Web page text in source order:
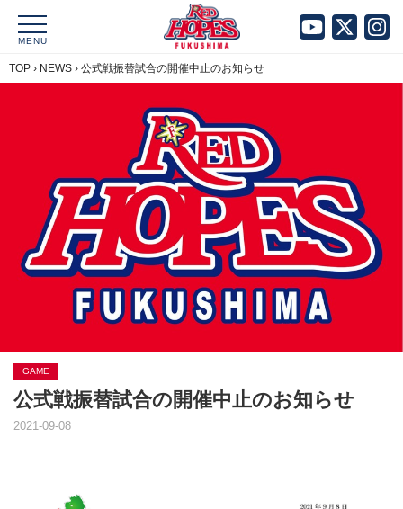
MENU
TOP › NEWS › 公式戦振替試合の開催中止のお知らせ
GAME
公式戦振替試合の開催中止のお知らせ
2021-09-08